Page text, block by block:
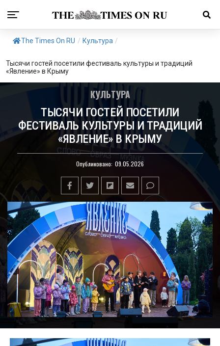
The Times On RU / Культура /
Тысячи гостей посетили фестиваль культуры и традиций
«Явление» в Крыму
КУЛЬТУРА
ТЫСЯЧИ ГОСТЕЙ ПОСЕТИЛИ
ФЕСТИВАЛЬ КУЛЬТУРЫ И ТРАДИЦИЙ
«ЯВЛЕНИЕ» В КРЫМУ
Опубликовано: 09.05.2026